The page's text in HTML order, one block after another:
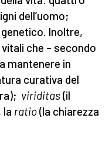
dell’uomo;
Inoltre,
che – secondo
mantenere in
curativa del
viriditas(il
la ratio(la chiarezza